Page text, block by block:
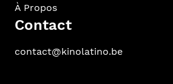
À Propos
Contact
contact@kinolatino.be